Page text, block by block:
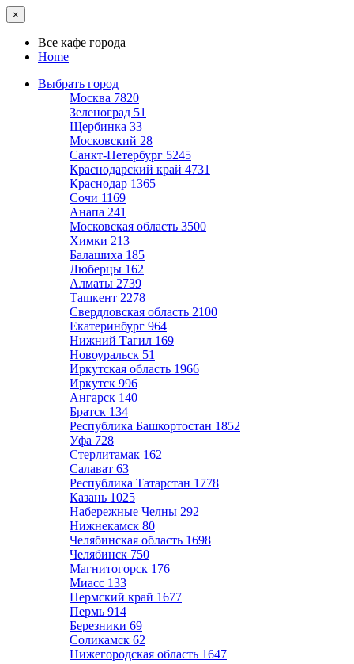
×
Все кафе города
Home
Выбрать город
Москва 7820
Зеленоград 51
Щербинка 33
Московский 28
Санкт-Петербург 5245
Краснодарский край 4731
Краснодар 1365
Сочи 1169
Анапа 241
Московская область 3500
Химки 213
Балашиха 185
Люберцы 162
Алматы 2739
Ташкент 2278
Свердловская область 2100
Екатеринбург 964
Нижний Тагил 169
Новоуральск 51
Иркутская область 1966
Иркутск 996
Ангарск 140
Братск 134
Республика Башкортостан 1852
Уфа 728
Стерлитамак 162
Салават 63
Республика Татарстан 1778
Казань 1025
Набережные Челны 292
Нижнекамск 80
Челябинская область 1698
Челябинск 750
Магнитогорск 176
Миасс 133
Пермский край 1677
Пермь 914
Березники 69
Соликамск 62
Нижегородская область 1647